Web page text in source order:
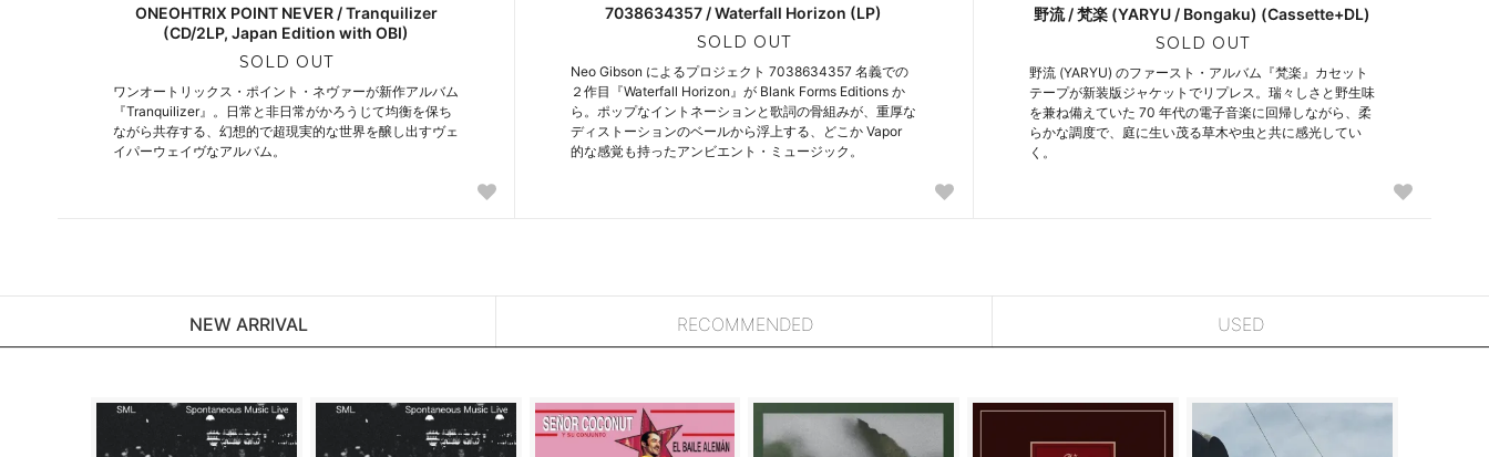
ONEOHTRIX POINT NEVER / Tranquilizer
(CD/2LP, Japan Edition with OBI)
SOLD OUT
ワンオートリックス・ポイント・ネヴァーが新作アルバム
『Tranquilizer』。日常と非日常がかろうじて均衡を保ち
ながら共存する、幻想的で超現実的な世界を醸し出すヴェ
イパーウェイヴなアルバム。
7038634357 / Waterfall Horizon (LP)
SOLD OUT
Neo Gibson によるプロジェクト 7038634357 名義での
２作目『Waterfall Horizon』が Blank Forms Editions か
ら。ポップなイントネーションと歌詞の骨組みが、重厚な
ディストーションのベールから浮上する、どこか Vapor
的な感覚も持ったアンビエント・ミュージック。
野流 / 梵楽 (YARYU / Bongaku) (Cassette+DL)
SOLD OUT
野流 (YARYU) のファースト・アルバム『梵楽』カセット
テープが新装版ジャケットでリプレス。瑞々しさと野生味
を兼ね備えていた 70 年代の電子音楽に回帰しながら、柔
らかな調度で、庭に生い茂る草木や虫と共に感光してい
く。
NEW ARRIVAL RECOMMENDED USED